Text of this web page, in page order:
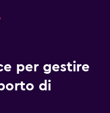
per gestire
di